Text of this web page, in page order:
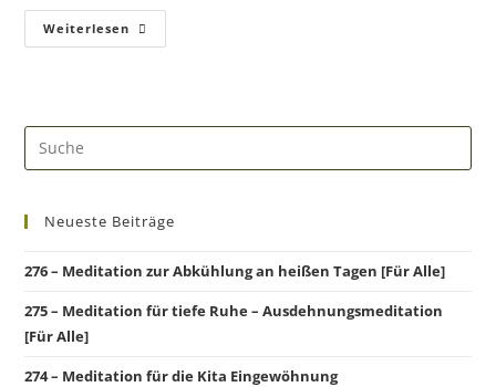
Weiterlesen
Neueste Beiträge
276 – Meditation zur Abkühlung an heißen Tagen [Für Alle]
275 – Meditation für tiefe Ruhe – Ausdehnungsmeditation
[Für Alle]
274 – Meditation für die Kita Eingewöhnung